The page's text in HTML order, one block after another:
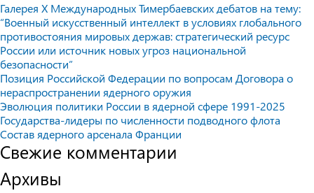
Галерея X Международных Тимербаевских дебатов на тему:
“Военный искусственный интеллект в условиях глобального
противостояния мировых держав: стратегический ресурс
России или источник новых угроз национальной
безопасности”
Позиция Российской Федерации по вопросам Договора о
нераспространении ядерного оружия
Эволюция политики России в ядерной сфере 1991-2025
Государства-лидеры по численности подводного флота
Состав ядерного арсенала Франции
Свежие комментарии
Архивы